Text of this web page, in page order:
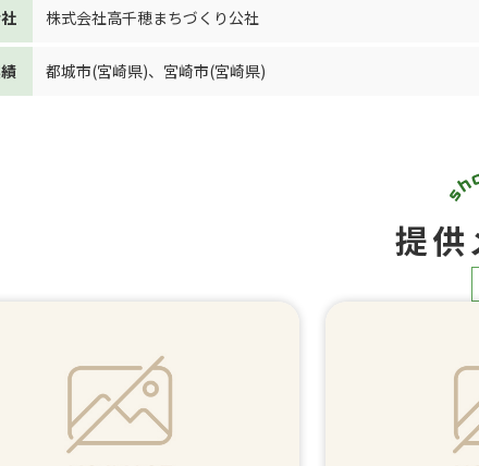
株式会社高千穂まちづくり公社
都城市(宮崎県)、 宮崎市(宮崎県)
提供